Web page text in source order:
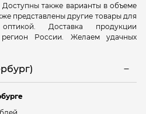
также варианты в объеме
представлены другие товары для
Доставка продукции
России. Желаем удачных